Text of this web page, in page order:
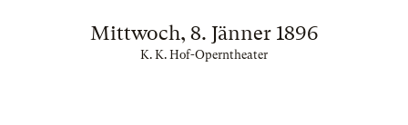
Mittwoch, 8. Jänner 1896
K. K. Hof-Operntheater